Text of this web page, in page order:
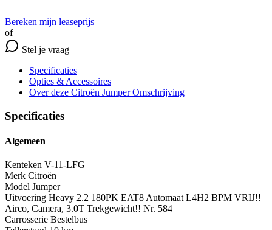
Bereken mijn leaseprijs
of
Stel je vraag
Specificaties
Opties & Accessoires
Over deze Citroën Jumper Omschrijving
Specificaties
Algemeen
Kenteken V-11-LFG
Merk Citroën
Model Jumper
Uitvoering Heavy 2.2 180PK EAT8 Automaat L4H2 BPM VRIJ!!
Airco, Camera, 3.0T Trekgewicht!! Nr. 584
Carrosserie Bestelbus